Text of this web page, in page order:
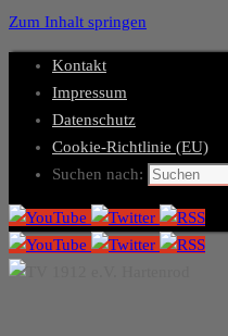
Zum Inhalt springen
Kontakt
Impressum
Datenschutz
Cookie-Richtlinie (EU)
Suchen nach: